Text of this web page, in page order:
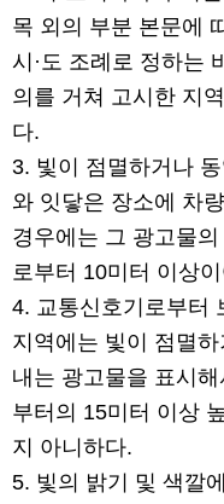
목 외의 부분 본문에
시·도 조례로 정하는
의를 거쳐 고시한 지
다.
3. 빛이 점멸하거나
와 잇닿은 장소에 차
경우에는 그 광고물
로부터 10미터 이상
4. 교통신호기로부터
지역에는 빛이 점멸
내는 광고물을 표시
부터의 15미터 이상
지 아니하다.
5. 빛의 밝기 및 색깔